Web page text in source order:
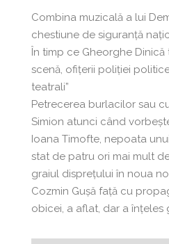
Combina muzicală a lui
chestiune de siguranță
În timp ce Gheorghe
scenă, ofițerii poliției
teatrali”
Petrecerea burlacilor sau
Simion atunci când
Ioana Timofte, nepoata
stat de patru ori mai mult
graiul disprețului în noua
Cozmin Guşă faţă cu
obicei, a aflat, dar a înțeles